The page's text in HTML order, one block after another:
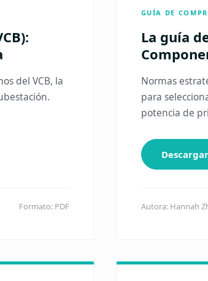
del VCB, la
Formato: PDF
GUÍA DE
La guía
Normas
para
potencia de
Autora: Hannah